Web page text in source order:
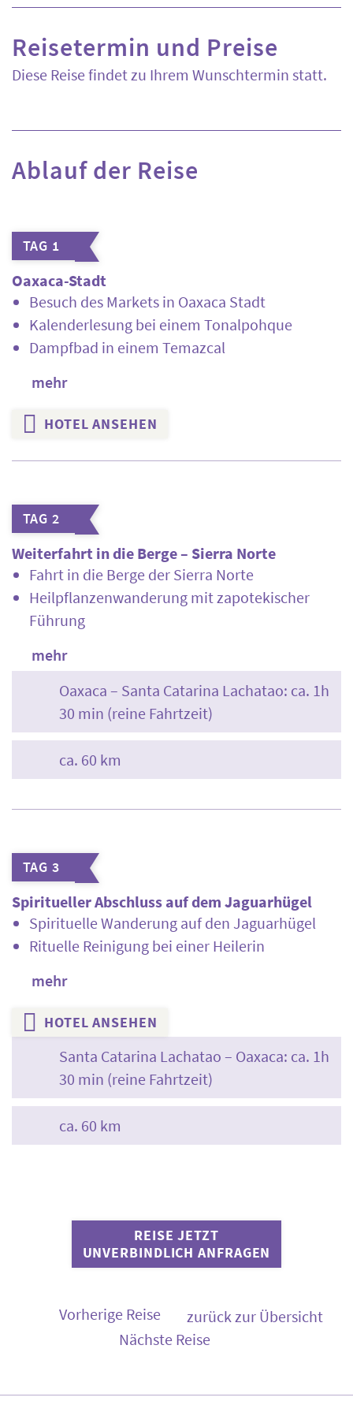
Reisetermin und Preise
Diese Reise findet zu Ihrem Wunschtermin statt.
Ablauf der Reise
TAG 1
Oaxaca-Stadt
Besuch des Markets in Oaxaca Stadt
Kalenderlesung bei einem Tonalpohque
Dampfbad in einem Temazcal
mehr
HOTEL ANSEHEN
TAG 2
Weiterfahrt in die Berge – Sierra Norte
Fahrt in die Berge der Sierra Norte
Heilpflanzenwanderung mit zapotekischer
Führung
mehr
Oaxaca – Santa Catarina Lachatao: ca. 1h
30 min (reine Fahrtzeit)
ca. 60 km
TAG 3
Spiritueller Abschluss auf dem Jaguarhügel
Spirituelle Wanderung auf den Jaguarhügel
Rituelle Reinigung bei einer Heilerin
mehr
HOTEL ANSEHEN
Santa Catarina Lachatao – Oaxaca: ca. 1h
30 min (reine Fahrtzeit)
ca. 60 km
REISE JETZT
UNVERBINDLICH ANFRAGEN
Vorherige Reise
zurück zur Übersicht
Nächste Reise